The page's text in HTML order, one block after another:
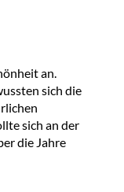
an.
sich die
sich an der
die Jahre